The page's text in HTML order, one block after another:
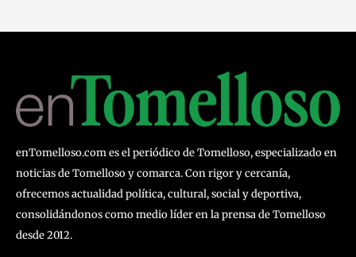
enTomelloso.com es el periódico de Tomelloso, especializado en
noticias de Tomelloso y comarca. Con rigor y cercanía,
ofrecemos actualidad política, cultural, social y deportiva,
consolidándonos como medio líder en la prensa de Tomelloso
desde 2012.